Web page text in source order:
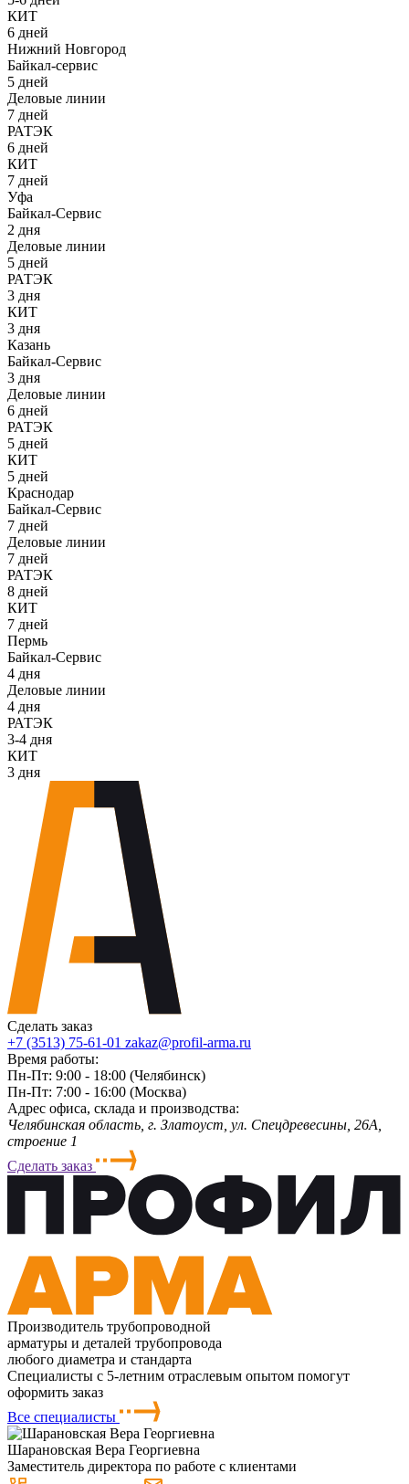
КИТ
6 дней
Нижний Новгород
Байкал-сервис
5 дней
Деловые линии
7 дней
РАТЭК
6 дней
КИТ
7 дней
Уфа
Байкал-Сервис
2 дня
Деловые линии
5 дней
РАТЭК
3 дня
КИТ
3 дня
Казань
Байкал-Сервис
3 дня
Деловые линии
6 дней
РАТЭК
5 дней
КИТ
5 дней
Краснодар
Байкал-Сервис
7 дней
Деловые линии
7 дней
РАТЭК
8 дней
КИТ
7 дней
Пермь
Байкал-Сервис
4 дня
Деловые линии
4 дня
РАТЭК
3-4 дня
КИТ
3 дня
Сделать заказ
+7 (3513) 75-61-01 zakaz@profil-arma.ru
Время работы:
Пн-Пт: 9:00 - 18:00 (Челябинск)
Пн-Пт: 7:00 - 16:00 (Москва)
Адрес офиса, склада и производства:
Челябинская область, г. Злaтoycт, ул. Спецдревесины, 26А,
строение 1
Сделать заказ
Производитель трубопроводной
арматуры и деталей трубопровода
любого диаметра и стандарта
Специалисты с 5-летним отраслевым опытом помогут
оформить заказ
Все специалисты
Шарановская Вера Георгиевна
Заместитель директора по работе с клиентами